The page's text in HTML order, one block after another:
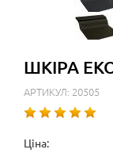
ШКІРА
АРТИКУЛ: 20505
Ціна: